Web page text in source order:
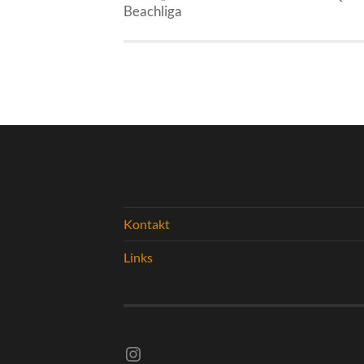
Beachliga
Kontakt
Links
Instagram vsghelmstadt.volleyball